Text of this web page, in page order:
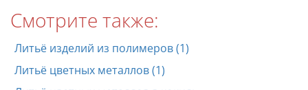
Смотрите также:
Литьё изделий из полимеров (1)
Литьё цветных металлов (1)